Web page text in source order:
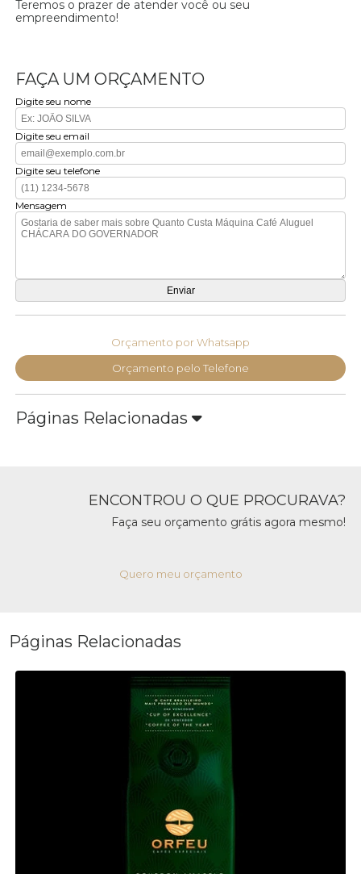
Teremos o prazer de atender você ou seu
empreendimento!
FAÇA UM ORÇAMENTO
Digite seu nome
Digite seu email
Digite seu telefone
Mensagem
Orçamento por Whatsapp
Orçamento pelo Telefone
Páginas Relacionadas
ENCONTROU O QUE PROCURAVA?
Faça seu orçamento grátis agora mesmo!
Quero meu orçamento
Páginas Relacionadas